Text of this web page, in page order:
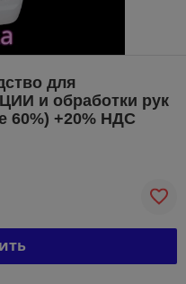
для
и обработки рук
60%) +20% НДС